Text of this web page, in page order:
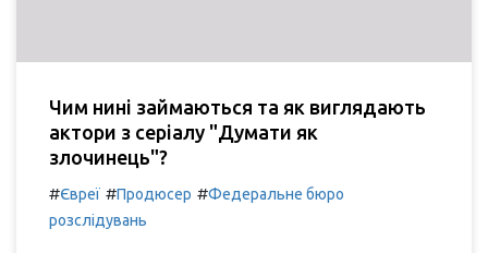
Чим нині займаються та як виглядають
актори з серіалу "Думати як
злочинець"?
#Євреї #Продюсер #Федеральне бюро
розслідувань